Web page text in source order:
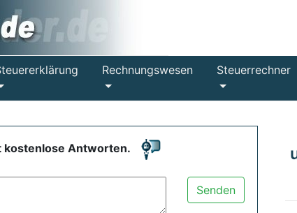
Rechnungswesen Steuerrechner
kostenlose Antworten.
Senden